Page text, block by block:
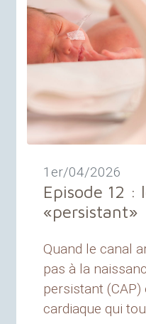
1er/04/2026
Episode 12 :
«persistant»
Quand le canal
pas à la
persistant
cardiaque qui